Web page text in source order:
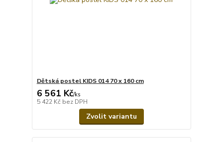
Dětská postel KIDS 014 70 x 160 cm
6 561 Kč/ks
5 422 Kč bez DPH
Zvolit variantu